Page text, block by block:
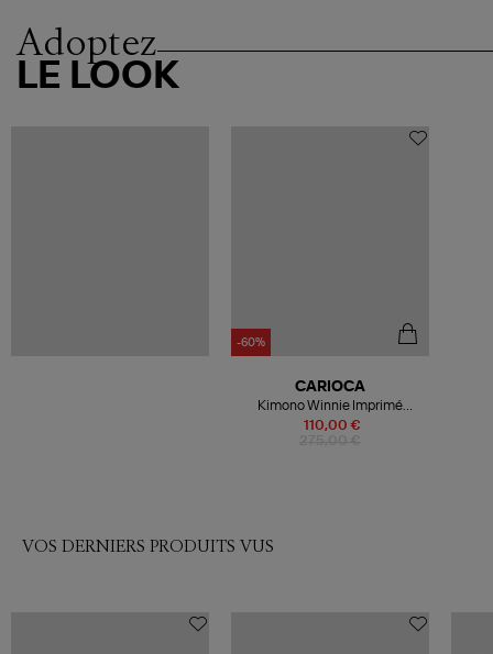
Adoptez
LE LOOK
-60%
110,00 €
CARIOCA
Kimono Winnie Imprimé
Léopard
VOS DERNIERS PRODUITS VUS